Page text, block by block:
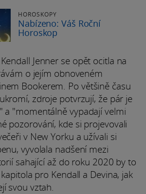
HOROSKOPY
Nabízeno: Váš Roční
Horoskop
Kendall Jenner se opět ocitla na
o jejím obnoveném
Bookerem. Po většině času
zdroje potvrzují, že pár je
a "momentálně vypadají velmi
pozorování, kde si projevovali
v New Yorku a užívali si
vyvolala nadšení mezi
sahající až do roku 2020 by to
pro Kendall a Devina, jak
svou vztah.